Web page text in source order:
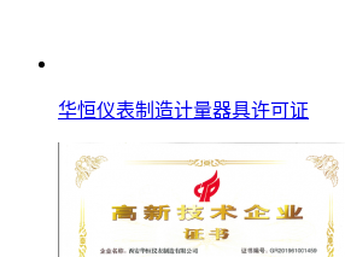
华恒仪表制造计量器具许可证